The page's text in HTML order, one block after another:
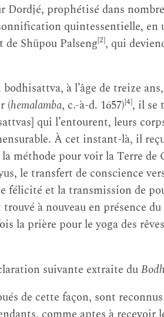
prophétisé dans
quintessentielle,
Shüpou Palseng[2], qui
à l’âge de treize
(hemalamba, c.-à-d. 1657)[4], il se
qui l’entourent, leurs
À cet instant-là, il
méthode pour voir la Terre de
le transfert de conscience
félicité et la transmission de
à nouveau en présence
la prière pour le yoga des
suivante extraite du
de cette façon, sont